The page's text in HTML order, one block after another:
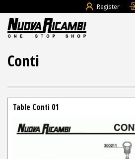
Register
Conti
Table Conti 01